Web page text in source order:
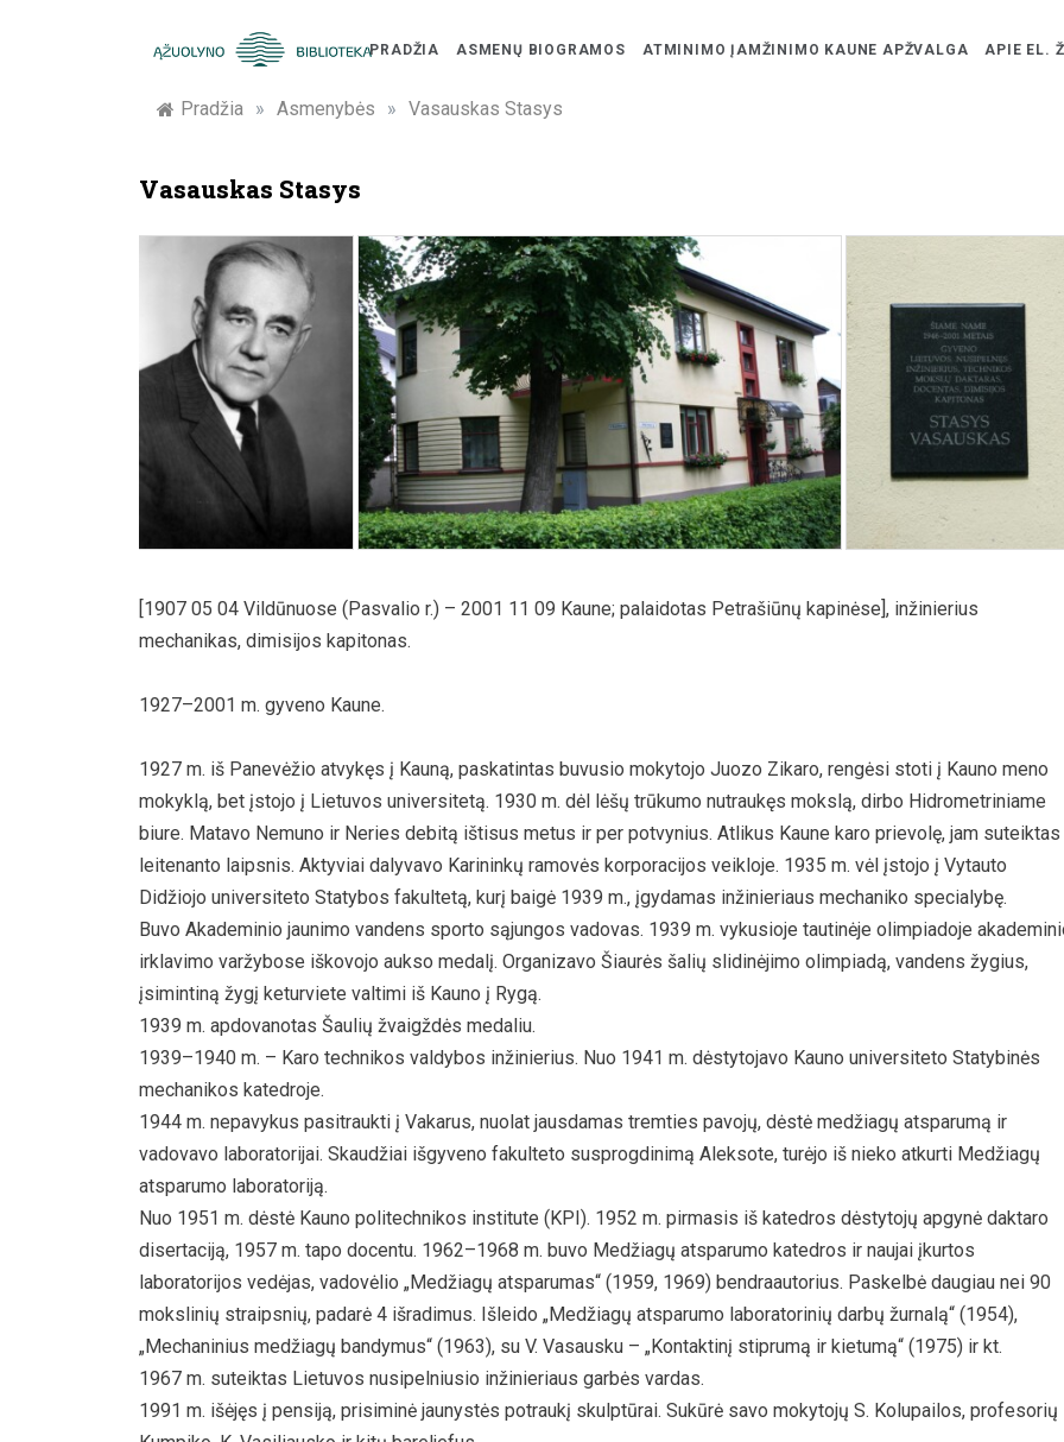
Žymūs
Kauno
žmonės:
atminimo
įamžinimas
PRADŽIA ASMENŲ BIOGRAMOS ATMINIMO ĮAMŽINIMO KAUNE APŽVALGA APIE EL.
Pradžia » Asmenybės » Vasauskas Stasys
Vasauskas Stasys
[1907 05 04 Vildūnuose (Pasvalio r.) – 2001 11 09 Kaune; palaidotas Petrašiūnų kapinėse], inžinierius
mechanikas, dimisijos kapitonas.
1927–2001 m. gyveno Kaune.
1927 m. iš Panevėžio atvykęs į Kauną, paskatintas buvusio mokytojo Juozo Zikaro, rengėsi stoti į Kauno meno
mokyklą, bet įstojo į Lietuvos universitetą. 1930 m. dėl lėšų trūkumo nutraukęs mokslą, dirbo Hidrometriniame
biure. Matavo Nemuno ir Neries debitą ištisus metus ir per potvynius. Atlikus Kaune karo prievolę, jam suteiktas
leitenanto laipsnis. Aktyviai dalyvavo Karininkų ramovės korporacijos veikloje. 1935 m. vėl įstojo į Vytauto
Didžiojo universiteto Statybos fakultetą, kurį baigė 1939 m., įgydamas inžinieriaus mechaniko specialybę.
Buvo Akademinio jaunimo vandens sporto sąjungos vadovas. 1939 m. vykusioje tautinėje olimpiadoje
irklavimo varžybose iškovojo aukso medalį. Organizavo Šiaurės šalių slidinėjimo olimpiadą, vandens žygius,
įsimintiną žygį keturviete valtimi iš Kauno į Rygą.
1939 m. apdovanotas Šaulių žvaigždės medaliu.
1939–1940 m. – Karo technikos valdybos inžinierius. Nuo 1941 m. dėstytojavo Kauno universiteto Statybinės
mechanikos katedroje.
1944 m. nepavykus pasitraukti į Vakarus, nuolat jausdamas tremties pavojų, dėstė medžiagų atsparumą ir
vadovavo laboratorijai. Skaudžiai išgyveno fakulteto susprogdinimą Aleksote, turėjo iš nieko atkurti Medžiagų
atsparumo laboratoriją.
Nuo 1951 m. dėstė Kauno politechnikos institute (KPI). 1952 m. pirmasis iš katedros dėstytojų apgynė daktaro
disertaciją, 1957 m. tapo docentu. 1962–1968 m. buvo Medžiagų atsparumo katedros ir naujai įkurtos
laboratorijos vedėjas, vadovėlio „Medžiagų atsparumas“ (1959, 1969) bendraautorius. Paskelbė daugiau nei 90
mokslinių straipsnių, padarė 4 išradimus. Išleido „Medžiagų atsparumo laboratorinių darbų žurnalą“ (1954),
„Mechaninius medžiagų bandymus“ (1963), su V. Vasausku – „Kontaktinį stiprumą ir kietumą“ (1975) ir kt.
1967 m. suteiktas Lietuvos nusipelniusio inžinieriaus garbės vardas.
1991 m. išėjęs į pensiją, prisiminė jaunystės potraukį skulptūrai. Sukūrė savo mokytojų S. Kolupailos, profesorių